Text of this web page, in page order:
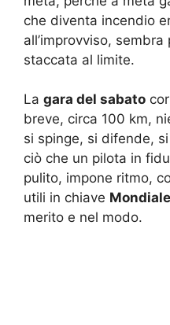
che diventa incendio
all’improvviso,
staccata al limite.
La gara del sabato
breve, circa 100 km,
si spinge, si difende,
ciò che un pilota in
pulito, impone ritmo,
utili in chiave Mondiale
merito e nel modo.